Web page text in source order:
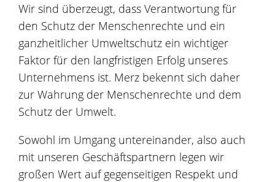
Wir sind überzeugt, dass Verantwortung für
den Schutz der Menschenrechte und ein
ganzheitlicher Umweltschutz ein wichtiger
Faktor für den langfristigen Erfolg unseres
Unternehmens ist. Merz bekennt sich daher
zur Wahrung der Menschenrechte und dem
Schutz der Umwelt.
Sowohl im Umgang untereinander, also auch
mit unseren Geschäftspartnern legen wir
großen Wert auf gegenseitigen Respekt und